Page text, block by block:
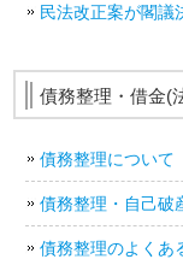
民法改正案が閣
債務整理・借金(
債務整理について
債務整理・自己破
債務整理のよくあ